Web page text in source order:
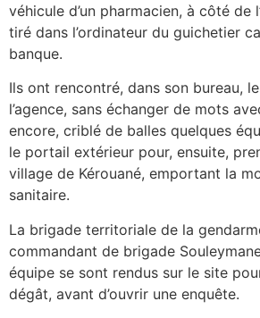
véhicule d’un pharmacien, à côté de
tiré dans l’ordinateur du guichetier
banque.
Ils ont rencontré, dans son bureau,
l’agence, sans échanger de mots
encore, criblé de balles quelques
le portail extérieur pour, ensuite,
village de Kérouané, emportant la
sanitaire.
La brigade territoriale de la
commandant de brigade
équipe se sont rendus sur le site
dégât, avant d’ouvrir une enquête.